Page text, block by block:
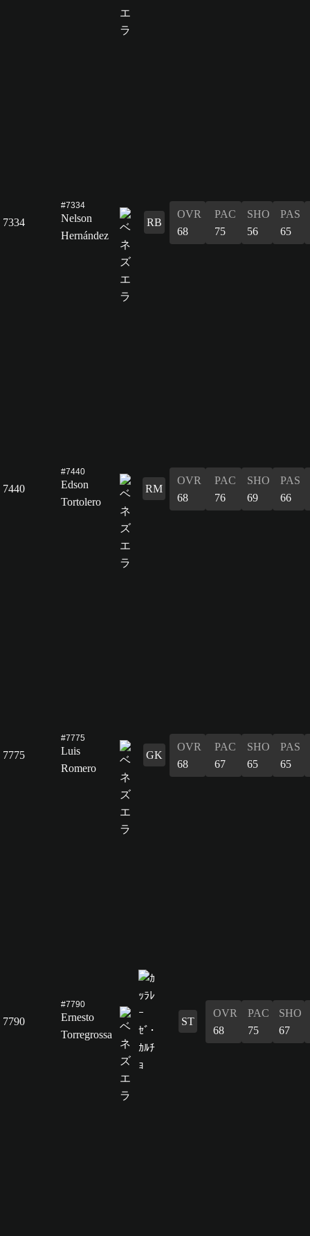
7334
#7334
Nelson
Hernández
RB
OVR
68
PAC
75
SHO
56
PAS
65
7440
#7440
Edson
Tortolero
RM
OVR
68
PAC
76
SHO
69
PAS
66
7775
#7775
Luis
Romero
GK
OVR
68
PAC
67
SHO
65
PAS
65
7790
#7790
Ernesto
Torregrossa
ST
OVR
68
PAC
75
SHO
67